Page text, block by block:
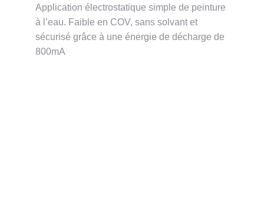
Application électrostatique simple de peinture
à l’eau. Faible en COV, sans solvant et
sécurisé grâce à une énergie de décharge de
800mA